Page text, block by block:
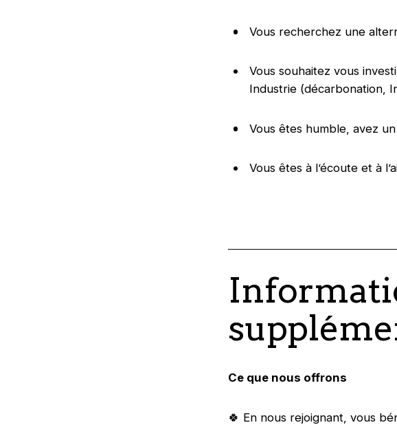
Vous recherchez une
Vous souhaitez vous
Industrie (décarbonation,
Vous êtes humble, avez
Vous êtes à l’écoute et à
Ce que nous offrons
🍀 En nous rejoignant, vous